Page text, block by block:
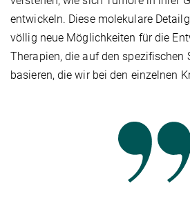
entwickeln. Diese molekulare
völlig neue Möglichkeiten für die
Therapien, die auf den spezifischen
basieren, die wir bei den einzelnen